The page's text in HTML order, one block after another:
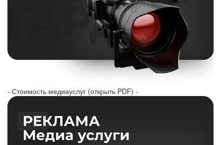
- Стоимость медиауслуг (открыть PDF) -